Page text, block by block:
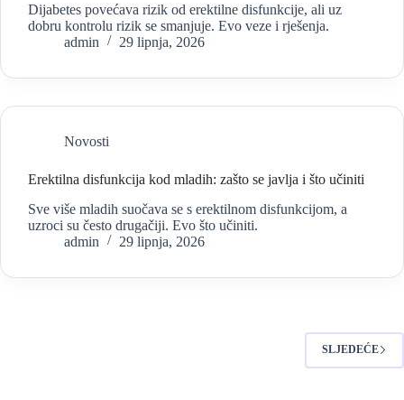
Dijabetes povećava rizik od erektilne disfunkcije, ali uz
dobru kontrolu rizik se smanjuje. Evo veze i rješenja.
admin
29 lipnja, 2026
Novosti
Erektilna disfunkcija kod mladih: zašto se javlja i što učiniti
Sve više mladih suočava se s erektilnom disfunkcijom, a
uzroci su često drugačiji. Evo što učiniti.
admin
29 lipnja, 2026
SLJEDEĆE